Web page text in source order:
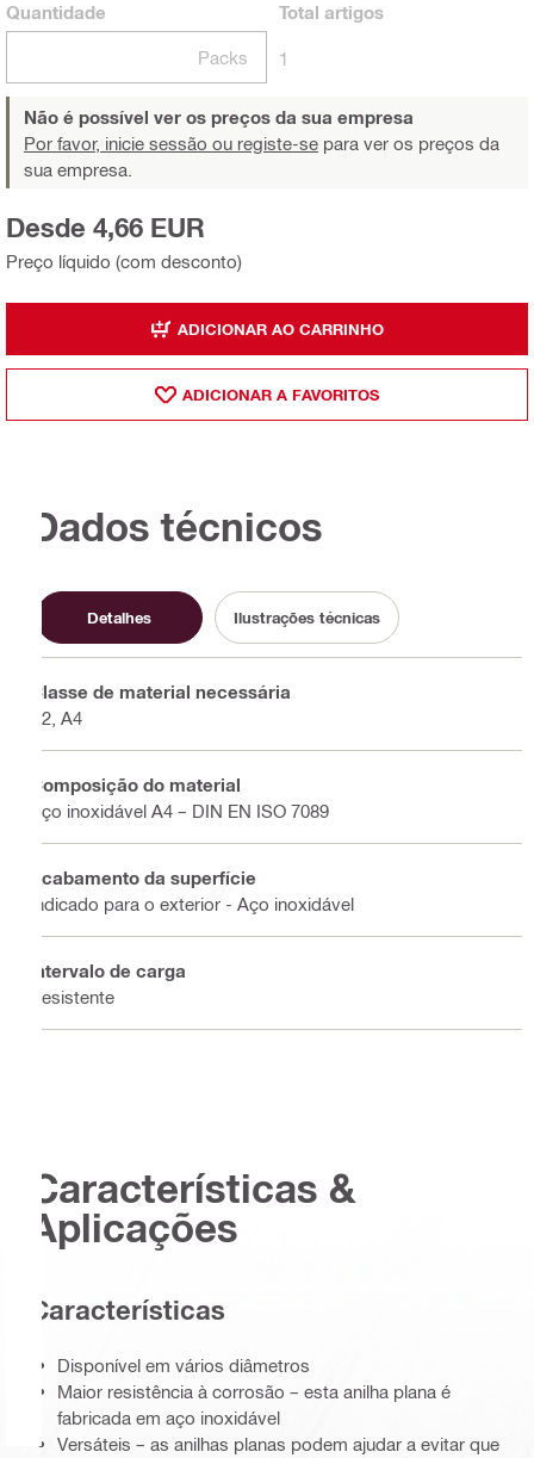
Quantidade
Packs
Total artigos
1
Não é possível ver os preços da sua empresa
Por favor, inicie sessão ou registe-se para ver os preços da
sua empresa.
Preço líquido (com desconto)
Desde 4,66 EUR
ADICIONAR AO CARRINHO
ADICIONAR A FAVORITOS
Dados técnicos
Detalhes Ilustrações técnicas
Classe de material necessária
A2, A4
Composição do material
Aço inoxidável A4 – DIN EN ISO 7089
Acabamento da superfície
Indicado para o exterior - Aço inoxidável
Intervalo de carga
Resistente
Características &
Aplicações
Características
Disponível em vários diâmetros
Maior resistência à corrosão – esta anilha plana é
fabricada em aço inoxidável
Versáteis – as anilhas planas podem ajudar a evitar que